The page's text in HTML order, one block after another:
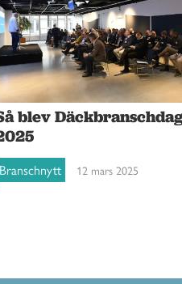
blev
Branschnytt 12 mars 2025